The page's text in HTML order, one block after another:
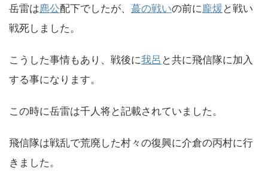
岳雷は麃公配下でしたが、 蕞の戦いの前に龐煖 と戦い
戦死しました。
こうした事情もあり、戦後に我呂 と共に飛信隊に加入
する事になります。
この時に岳雷は千人将と記載されていました。
飛信隊は戦乱で荒廃した村々の復興に介倉の丙村に行
きました。